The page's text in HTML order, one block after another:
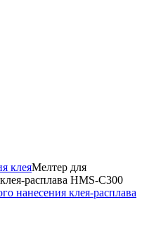
клеяМелтер для
расплава HMS-C300